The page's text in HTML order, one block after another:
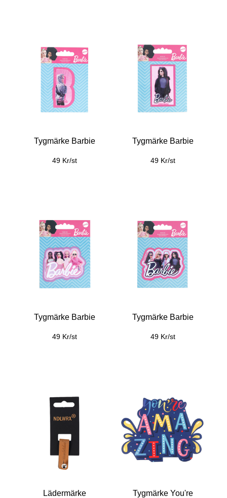
Tygmärke Barbie
49 Kr/st
Tygmärke Barbie
49 Kr/st
Tygmärke Barbie
49 Kr/st
Tygmärke Barbie
49 Kr/st
Lädermärke
Tygmärke You're